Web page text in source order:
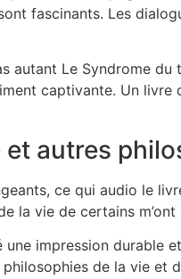
fascinants. Les
autant Le Syndrome
captivante. Un
autres
ce qui audio le
la vie de certains
impression durable
de la vie et